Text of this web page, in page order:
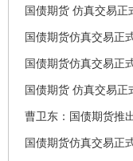
国债期货 仿真交易正
国债期货仿真交易正
国债期货仿真交易正
国债期货 仿真交易正
曹卫东：国债期货推
国债期货仿真交易正